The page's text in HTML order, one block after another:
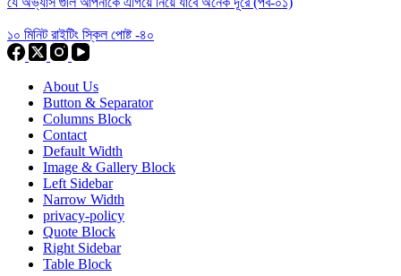
১০ মিনিট রাইটিং স্কিল পোষ্ট -৪০
About Us
Button & Separator
Columns Block
Contact
Default Width
Image & Gallery Block
Left Sidebar
Narrow Width
privacy-policy
Quote Block
Right Sidebar
Table Block